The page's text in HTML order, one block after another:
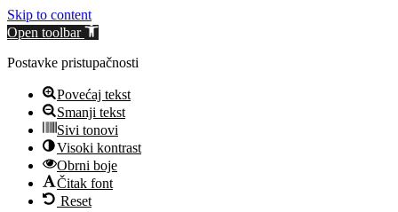
Skip to content
Open toolbar
Postavke pristupačnosti
Povećaj tekst
Smanji tekst
Sivi tonovi
Visoki kontrast
Obrni boje
Čitak font
Reset